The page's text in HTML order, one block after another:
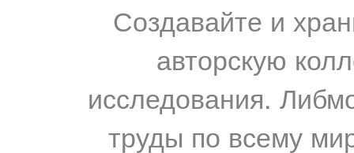
Создавайте и
авторскую
исследования.
труды по всему